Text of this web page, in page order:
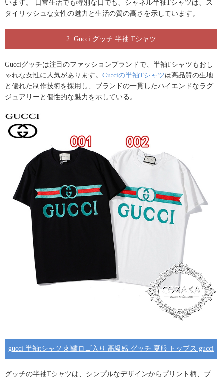
います。 日常生活でも特別な日でも、シャネル半袖Tシャツは、ス
タイリッシュな女性の魅力と生活の質の高さを示しています。
2. Gucci グッチ 半袖 Tシャツ
Gucciグッチは注目のファッションブランドで、半袖Tシャツもおし
ゃれな女性に人気があります。 Gucciの半袖Tシャツは高品質の生地
と優れた制作技術を採用し、ブランドの一貫したハイエンドなラグ
ジュアリーと個性的な魅力を示している。
gucci 半袖tシャツ 刺繍ロゴ入り 高級感 グッチ 夏服 トップス gucci
英字ロゴ プリントtシャツ ブラック ホワイト ggマーク tシャツ シン
グッチの半袖Tシャツは、シンプルなデザインからプリント柄、ブ